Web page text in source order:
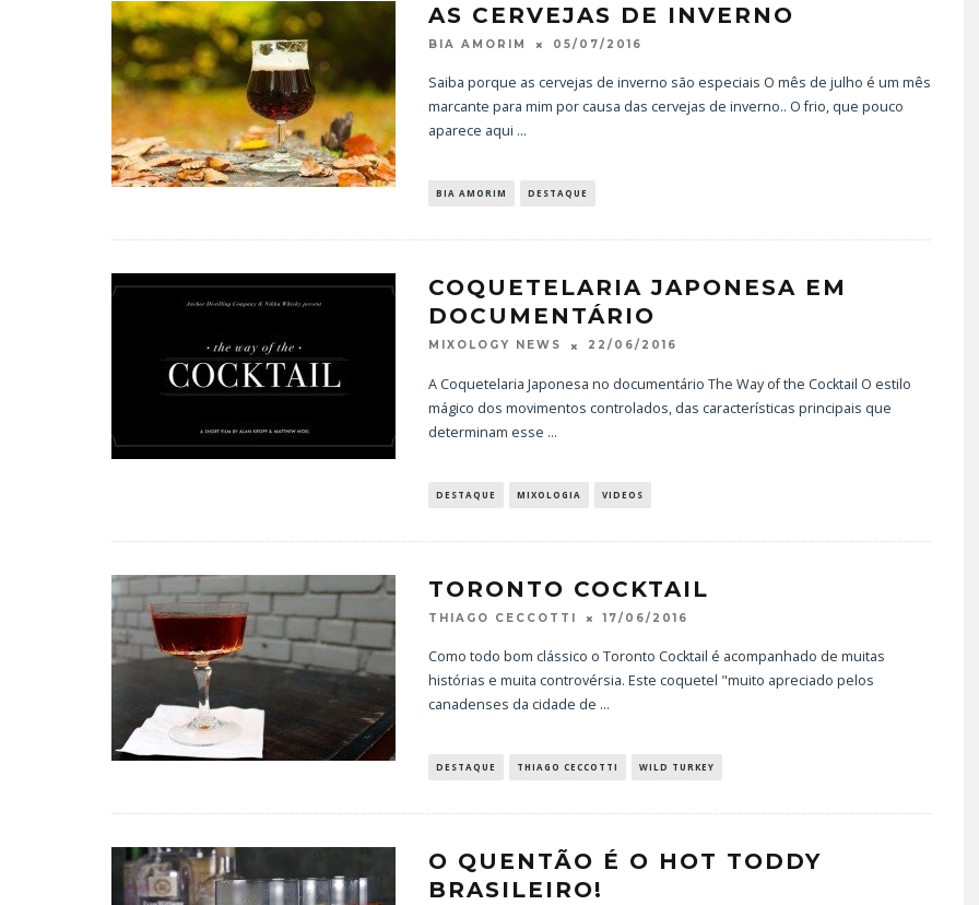
AS CERVEJAS DE INVERNO
BIA AMORIM 05/07/2016
Saiba porque as cervejas de inverno são especiais O mês de julho é um mês
marcante para mim por causa das cervejas de inverno.. O frio, que pouco
aparece aqui ...
BIA AMORIM DESTAQUE
COQUETELARIA JAPONESA EM
DOCUMENTÁRIO
MIXOLOGY NEWS 22/06/2016
A Coquetelaria Japonesa no documentário The Way of the Cocktail O estilo
mágico dos movimentos controlados, das características principais que
determinam esse ...
DESTAQUE MIXOLOGIA VIDEOS
TORONTO COCKTAIL
THIAGO CECCOTTI 17/06/2016
Como todo bom clássico o Toronto Cocktail é acompanhado de muitas
histórias e muita controvérsia. Este coquetel "muito apreciado pelos
canadenses da cidade de ...
DESTAQUE THIAGO CECCOTTI WILD TURKEY
O QUENTÃO É O HOT TODDY
BRASILEIRO!